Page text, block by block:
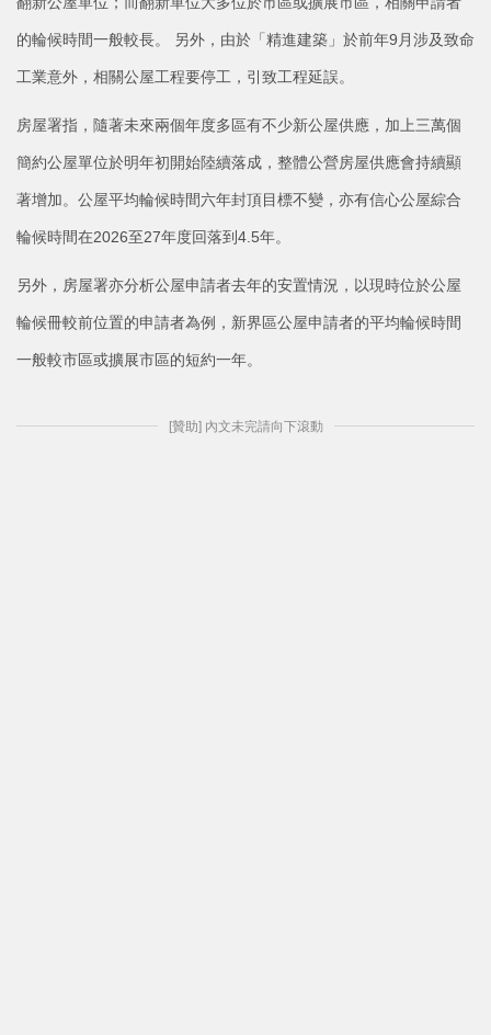
的輪候時間一般較長。 另外，由於「精進建築」於前年9月涉及致命
工業意外，相關公屋工程要停工，引致工程延誤。
房屋署指，隨著未來兩個年度多區有不少新公屋供應，加上三萬個
簡約公屋單位於明年初開始陸續落成，整體公營房屋供應會持續顯
著增加。公屋平均輪候時間六年封頂目標不變，亦有信心公屋綜合
輪候時間在2026至27年度回落到4.5年。
另外，房屋署亦分析公屋申請者去年的安置情況，以現時位於公屋
輪候冊較前位置的申請者為例，新界區公屋申請者的平均輪候時間
一般較市區或擴展市區的短約一年。
[贊助] 內文未完請向下滾動